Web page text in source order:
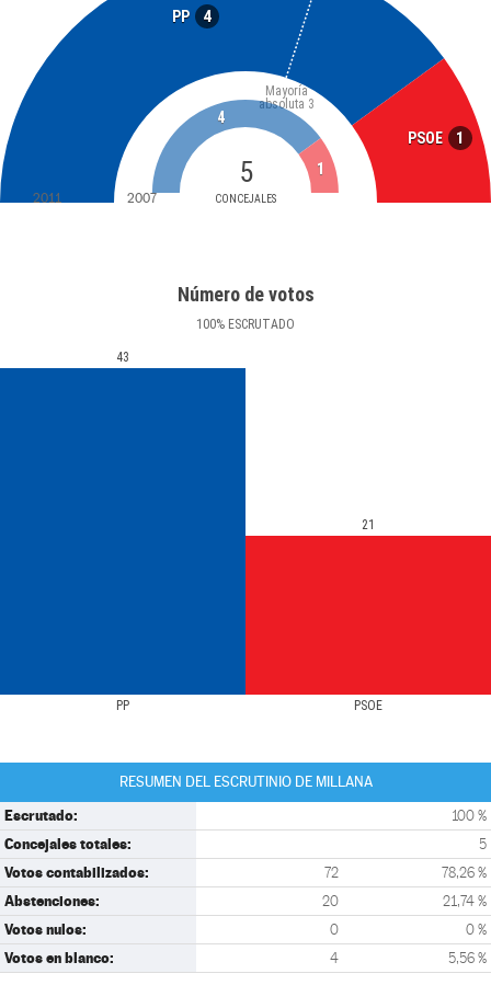
PP 4
PSOE 1
5
CONCEJALES
Mayoría
absoluta 3
4
1
2011 2007
Número de votos
100% ESCRUTADO
PP PSOE
43
21
RESUMEN DEL ESCRUTINIO DE MILLANA
Escrutado: 100 %
Concejales totales: 5
Votos contabilizados: 72 78,26 %
Abstenciones: 20 21,74 %
Votos nulos: 0 0 %
Votos en blanco: 4 5,56 %